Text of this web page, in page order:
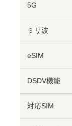
5G
ミリ波
eSIM
DSDV機能
対応SIM